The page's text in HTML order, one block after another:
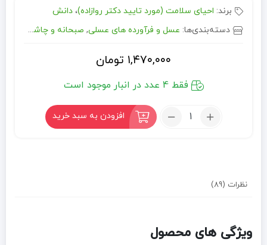
برند: احیای سلامت (مورد تایید دکتر روازاده)، دانش
دسته‌بندی‌ها: عسل و فرآورده های عسلی, صبحانه و چاشت
۱,۴۷۰,۰۰۰ تومان
فقط 4 عدد در انبار موجود است
تعداد:
افزودن به سبد خرید
نظرات (89)
ویژگی های محصول